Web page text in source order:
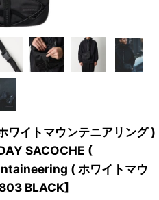
イトマウンテニアリング )
SACOCHE (
( ホワイトマウ
BLACK]